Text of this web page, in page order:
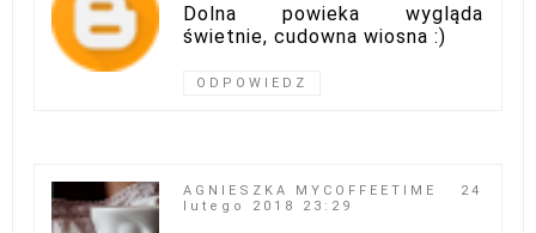
Dolna powieka wygląda
świetnie, cudowna wiosna :)
ODPOWIEDZ
AGNIESZKA MYCOFFEETIME
24
lutego 2018 23:29